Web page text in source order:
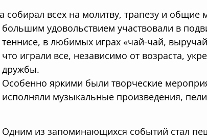
собирал всех на молитву, трапезу и общие
большим удовольствием участвовали в
теннисе, в любимых играх «чай-чай,
что играли все, независимо от возраста,
дружбы.
Особенно яркими были творческие
исполняли музыкальные произведения,
Одним из запоминающихся событий стал